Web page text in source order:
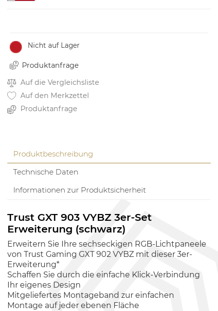
Nicht auf Lager
Produktanfrage
Auf die Vergleichsliste
Auf den Merkzettel
Produktanfrage
Produktbeschreibung
Technische Daten
Informationen zur Produktsicherheit
Trust GXT 903 VYBZ 3er-Set
Erweiterung (schwarz)
Erweitern Sie Ihre sechseckigen RGB-Lichtpaneele
von Trust Gaming GXT 902 VYBZ mit dieser 3er-
Erweiterung*
Schaffen Sie durch die einfache Klick-Verbindung
Ihr eigenes Design
Mitgeliefertes Montageband zur einfachen
Montage auf jeder ebenen Fläche